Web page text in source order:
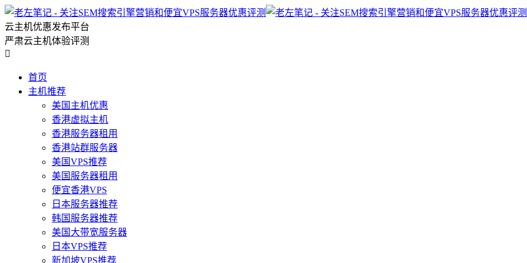
云主机优惠发布平台
严肃云主机体验评测

首页
主机推荐
美国主机优惠
香港虚拟主机
香港服务器租用
香港站群服务器
美国VPS推荐
美国服务器租用
便宜香港VPS
日本服务器推荐
韩国服务器推荐
美国大带宽服务器
日本VPS推荐
新加坡VPS推荐